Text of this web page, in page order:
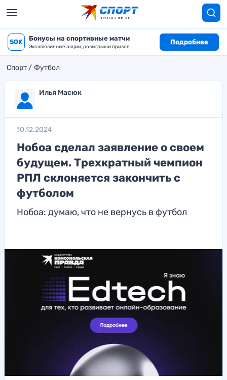
50K Бонусы на спортивные матчи
Эксклюзивные акции, розыгрыши призов
Подробнее
Спорт Футбол
Илья Масюк
10.12.2024
Нобоа сделал заявление о своем
будущем. Трехкратный чемпион
РПЛ склоняется закончить с
футболом
Нобоа: думаю, что не вернусь в футбол